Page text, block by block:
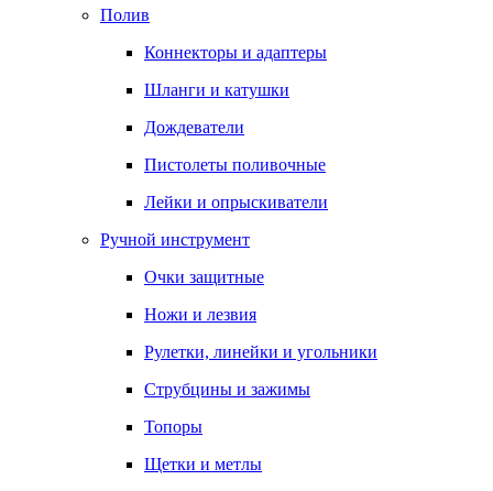
Полив
Коннекторы и адаптеры
Шланги и катушки
Дождеватели
Пистолеты поливочные
Лейки и опрыскиватели
Ручной инструмент
Очки защитные
Ножи и лезвия
Рулетки, линейки и угольники
Струбцины и зажимы
Топоры
Щетки и метлы